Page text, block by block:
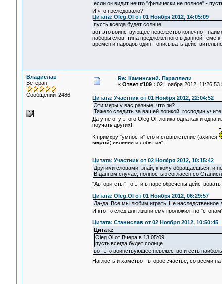
если он видит нечто "физически не полное" -
И что последовало?
Цитата: Oleg.Ol от 01 Ноября 2012, 14:05:09
пусть всегда будет солнце
вот это воинствующее невежество конечно -
наборы слов, типа предложенного в данной теме
времен и народов один - описывать
Владислав
Ветеран
Сообщений: 2486
Re: Каминский. Параллели
« Ответ #109 : 02 Ноября 2012, 11:26:53
Цитата: Участник от 01 Ноября 2012, 22:04:52
Эти меры у вас разные, что ли?
Тяжело следить за вашей логикой, господин
Да у него, у этого Oleg.Ol, логика одна как и
поучать других!
К примеру "умности" его и словплетение (ахинея
мерой) явления и события".
Цитата: Участник от 02 Ноября 2012, 10:15:42
Другими словами, знай, к кому обращаешься, и
В данном случае, полностью согласен со
"Авторитеты"-то эти в паре обречены
Цитата: Oleg.Ol от 01 Ноября 2012, 06:29:57
Да-да. Все мы любим играть. Не наследственное
И кто-то след для жизни ему проложил, по
Цитата: Станислав от 02 Ноября 2012, 10:50:45
Цитата:
Oleg.Ol от Вчера в 13:05:09
пусть всегда будет солнце
вот это воинствующее невежество и есть
Наглость и хамство - второе счастье, со всеми